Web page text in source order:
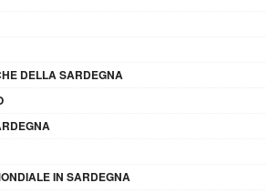
DELLA SARDEGNA
IN SARDEGNA